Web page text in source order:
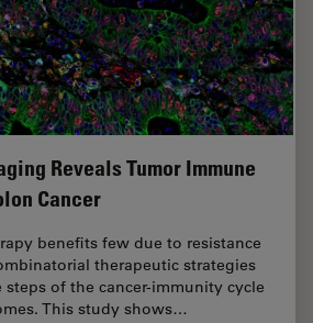
Reveals Tumor Immune
Cancer
benefits few due to resistance
therapeutic strategies
of the cancer-immunity cycle
This study shows…